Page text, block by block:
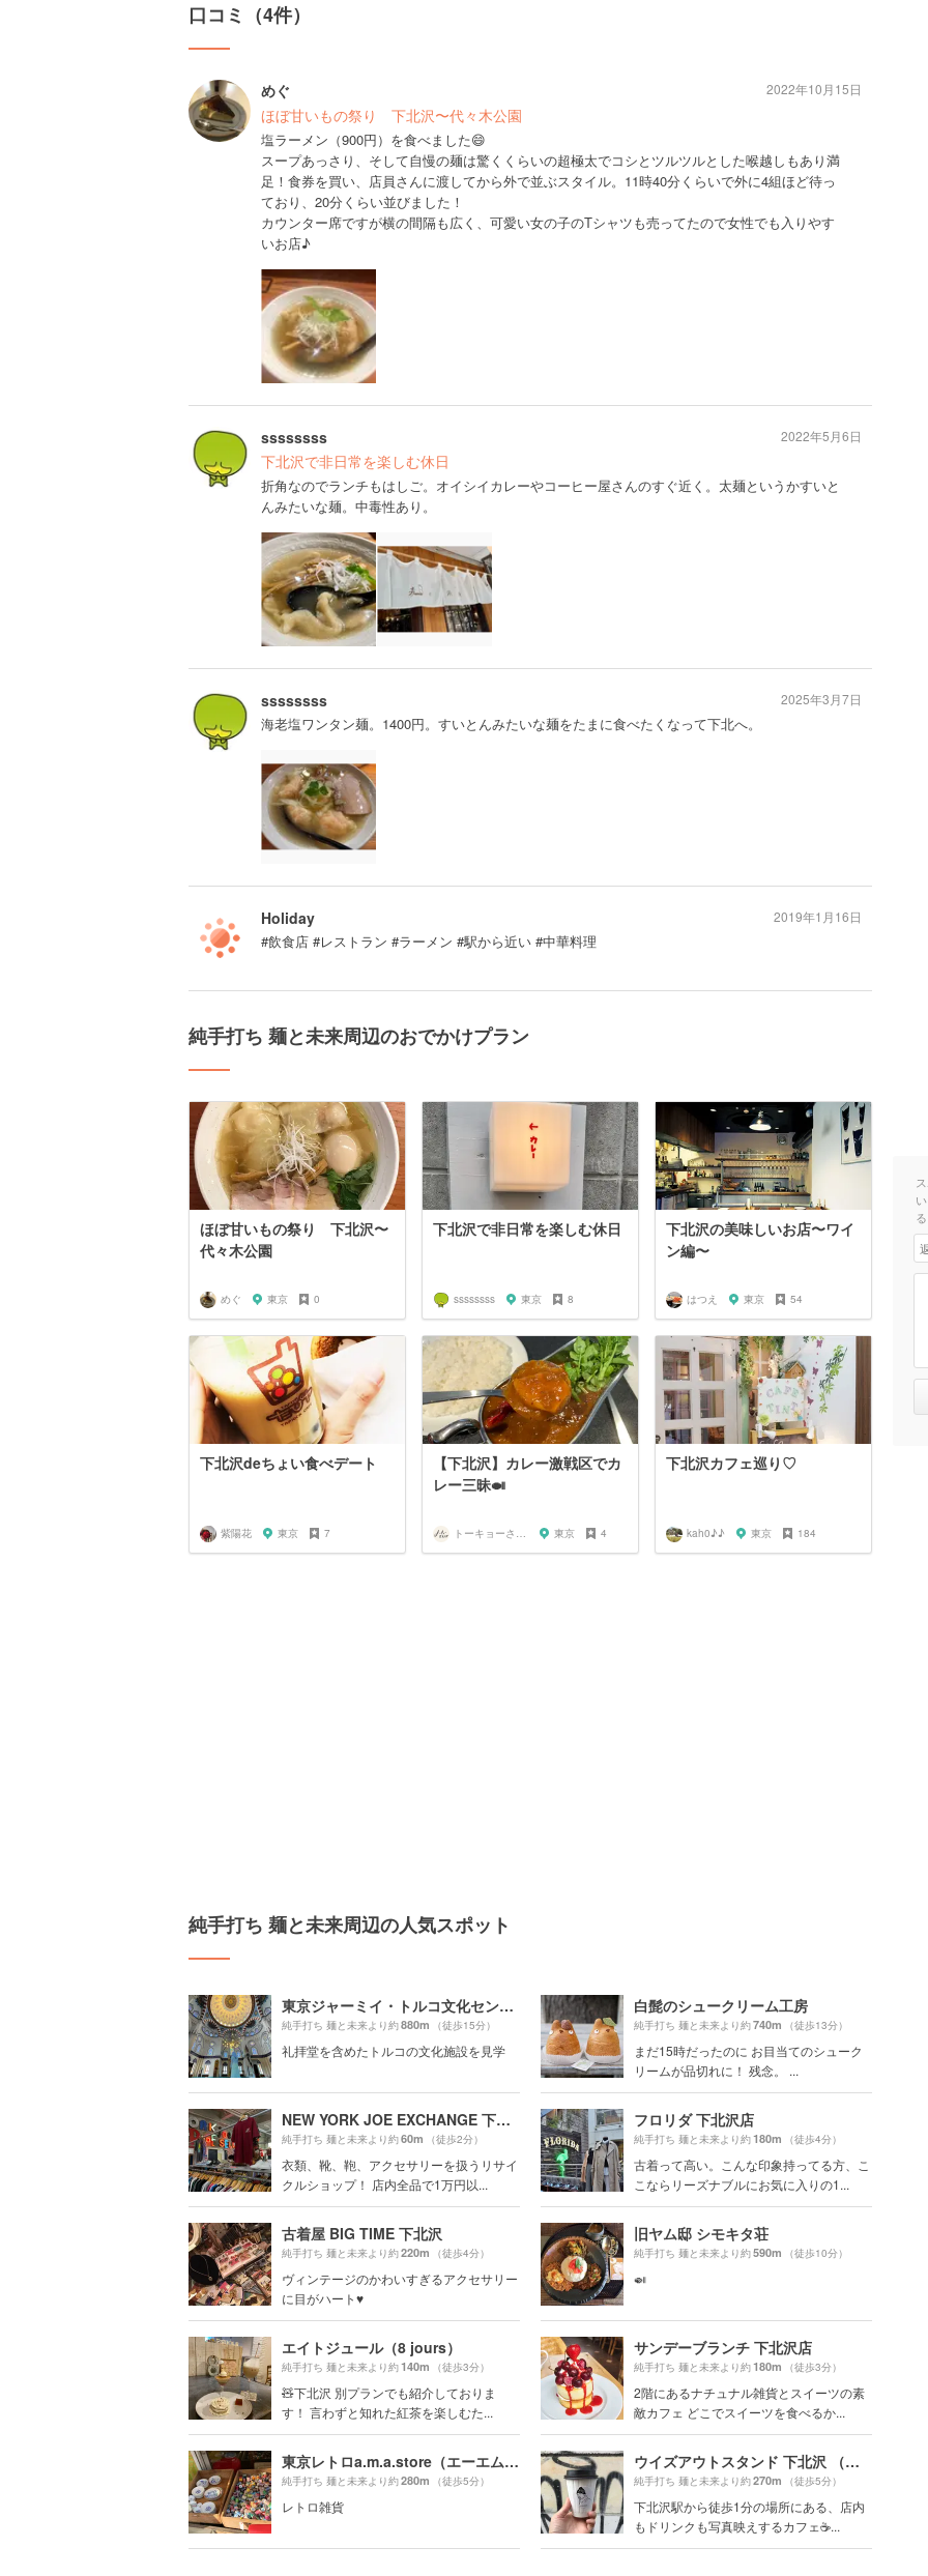
口コミ（4件）
めぐ
ほぼ甘いもの祭り 下北沢〜代々木公園
塩ラーメン（900円）を食べました😄
スープあっさり、そして自慢の麺は驚くくらいの超極太でコシとツルツルとした喉越しもあり満
足！食券を買い、店員さんに渡してから外で並ぶスタイル。11時40分くらいで外に4組ほど待っ
ており、20分くらい並びました！
カウンター席ですが横の間隔も広く、可愛い女の子のTシャツも売ってたので女性でも入りやす
いお店♪
2022年10月15日
ssssssss
下北沢で非日常を楽しむ休日
折角なのでランチもはしご。オイシイカレーやコーヒー屋さんのすぐ近く。太麺というかすいと
んみたいな麺。中毒性あり。
2022年5月6日
ssssssss
海老塩ワンタン麺。1400円。すいとんみたいな麺をたまに食べたくなって下北へ。
2025年3月7日
Holiday
#飲食店 #レストラン #ラーメン #駅から近い #中華料理
2019年1月16日
純手打ち 麺と未来周辺のおでかけプラン
ほぼ甘いもの祭り 下北沢〜
代々木公園
めぐ 東京 0
下北沢で非日常を楽しむ休日
ssssssss 東京 8
下北沢の美味しいお店〜ワイ
ン編〜
はつえ 東京 54
下北沢deちょい食べデート
紫陽花 東京 7
【下北沢】カレー激戦区でカ
レー三昧🍛
トーキョーさんぽ 東京 4
下北沢カフェ巡り♡
kah0♪♪ 東京 184
純手打ち 麺と未来周辺の人気スポット
東京ジャーミイ・トルコ文化センター
純手打ち 麺と未来より約880m （徒歩15分）
礼拝堂を含めたトルコの文化施設を見学
白髭のシュークリーム工房
純手打ち 麺と未来より約740m （徒歩13分）
まだ15時だったのに お目当てのシューク
リームが品切れに！ 残念。 ...
NEW YORK JOE EXCHANGE 下北沢店
純手打ち 麺と未来より約60m （徒歩2分）
衣類、靴、鞄、アクセサリーを扱うリサイ
クルショップ！ 店内全品で1万円以...
フロリダ 下北沢店
純手打ち 麺と未来より約180m （徒歩4分）
古着って高い。こんな印象持ってる方、こ
こならリーズナブルにお気に入りの1...
古着屋 BIG TIME 下北沢
純手打ち 麺と未来より約220m （徒歩4分）
ヴィンテージのかわいすぎるアクセサリー
に目がハート♥️
旧ヤム邸 シモキタ荘
純手打ち 麺と未来より約590m （徒歩10分）
🍛
エイトジュール（8 jours）
純手打ち 麺と未来より約140m （徒歩3分）
🧸下北沢 別プランでも紹介しておりま
す！ 言わずと知れた紅茶を楽しむた...
サンデーブランチ 下北沢店
純手打ち 麺と未来より約180m （徒歩3分）
2階にあるナチュナル雑貨とスイーツの素
敵カフェ どこでスイーツを食べるか...
東京レトロa.m.a.store（エーエムエーストア）
純手打ち 麺と未来より約280m （徒歩5分）
レトロ雑貨
ウイズアウトスタンド 下北沢 （W/O STAND）
純手打ち 麺と未来より約270m （徒歩5分）
下北沢駅から徒歩1分の場所にある、店内
もドリンクも写真映えするカフェ☕️...